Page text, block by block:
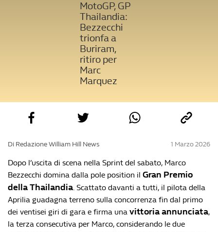
MotoGP, GP
Thailandia:
Bezzecchi
trionfa a
Buriram,
ritiro per
Marc
Marquez
Di Redazione William Hill News 1 Marzo 2026
Dopo l’uscita di scena nella Sprint del sabato, Marco
Bezzecchi domina dalla pole position il Gran Premio
della Thailandia. Scattato davanti a tutti, il pilota della
Aprilia guadagna terreno sulla concorrenza fin dal primo
dei ventisei giri di gara e firma una vittoria annunciata,
la terza consecutiva per Marco, considerando le due